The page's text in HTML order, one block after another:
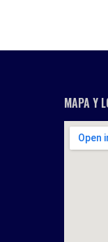
MAPA Y